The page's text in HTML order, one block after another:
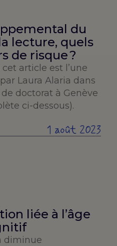
du
lecture, quels
de risque ?
article est l’une
Laura Alaria dans
doctorat à Genève
ci-dessous).
1 août 2023
liée à l’âge
diminue